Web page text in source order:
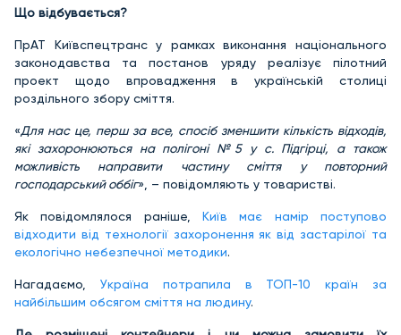
Що відбувається?
ПрАТ Київспецтранс у рамках виконання національного
законодавства та постанов уряду реалізує пілотний
проект щодо впровадження в українській столиці
роздільного збору сміття.
«Для нас це, перш за все, спосіб зменшити кількість відходів,
які захоронюються на полігоні №5 у с. Підгірці, а також
можливість направити частину сміття у повторний
господарський оббіг», – повідомляють у товаристві.
Як повідомлялося раніше,
Київ має намір поступово
відходити від технології захоронення як від застарілої та
екологічно небезпечної методики.
Нагадаємо, Україна потрапила в ТОП-10 країн за
найбільшим обсягом сміття на людину.